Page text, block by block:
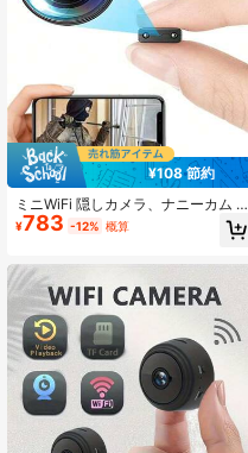
¥108 節約
ミニWiFi 隠しカメラ、ナニーカム ス
マートホーム用、ペット/ベビーモニ
ター、1080P リモート 屋内/屋外ポ
作
¥783 -12% 概算